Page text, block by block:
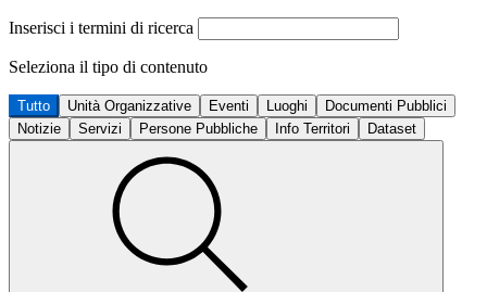
Inserisci i termini di ricerca
Seleziona il tipo di contenuto
Tutto Unità Organizzative Eventi Luoghi
Documenti Pubblici
Notizie
Servizi Persone Pubbliche Info Territori Dataset